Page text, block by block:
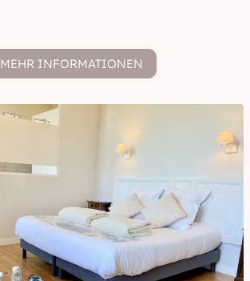
MEHR INFORMATIONEN